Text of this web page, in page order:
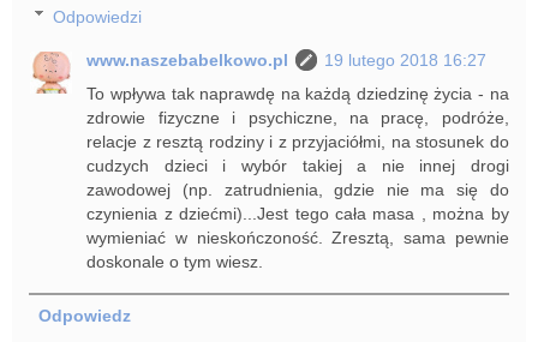
Odpowiedzi
www.naszebabelkowo.pl
19 lutego 2018 16:27
To wpływa tak naprawdę na każdą dziedzinę życia - na
zdrowie fizyczne i psychiczne, na pracę, podróże,
relacje z resztą rodziny i z przyjaciółmi, na stosunek do
cudzych dzieci i wybór takiej a nie innej drogi
zawodowej (np. zatrudnienia, gdzie nie ma się do
czynienia z dziećmi)...Jest tego cała masa , można by
wymieniać w nieskończoność. Zresztą, sama pewnie
doskonale o tym wiesz.
Odpowiedz